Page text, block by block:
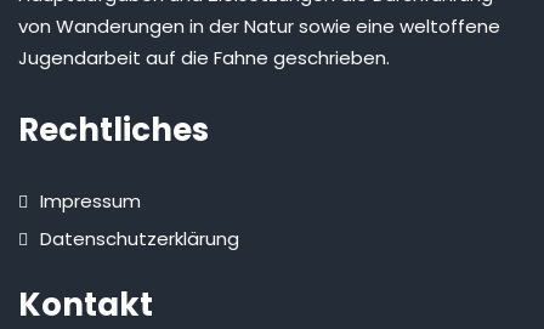
von Wanderungen in der Natur sowie eine weltoffene
Jugendarbeit auf die Fahne geschrieben.
Rechtliches
Impressum
Datenschutzerklärung
Kontakt